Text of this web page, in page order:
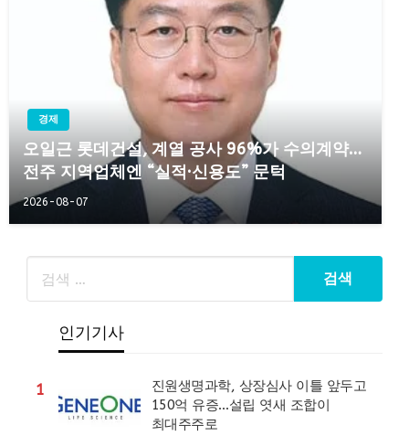
경제
오일근 롯데건설, 계열 공사 96%가 수의계약…
전주 지역업체엔 “실적·신용도” 문턱
2026-08-07
인기기사
1
진원생명과학, 상장심사 이틀 앞두고
150억 유증…설립 엿새 조합이
최대주주로